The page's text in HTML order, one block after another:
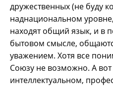
дружественных (не буду
наднациональном
находят общий язык, и в
бытовом смысле,
уважением. Хотя все
Союзу не возможно. А
интеллектуальном,